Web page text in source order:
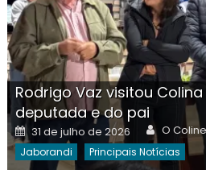
Rodrigo Vaz visitou
deputada e do pai
Posted
on
31 de julho de 2026 Author
O
Jaborandi Principais Notícias